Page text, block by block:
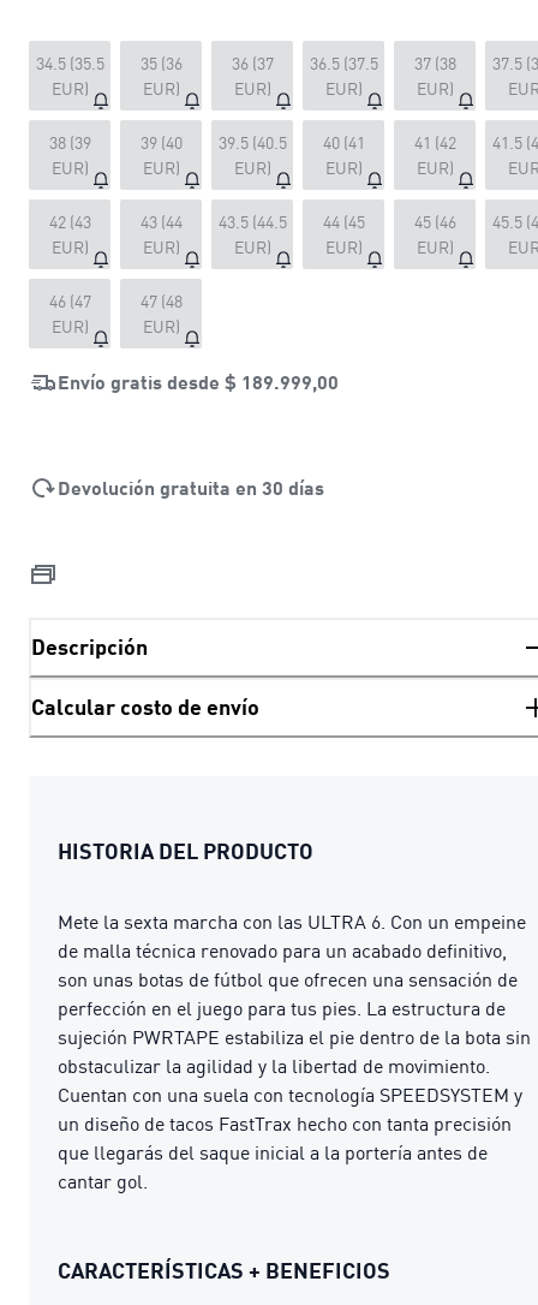
34.5 (35.5
EUR)
35 (36
EUR)
36 (37
EUR)
36.5 (37.5
EUR)
37 (38
EUR)
37.5
38 (39
EUR)
39 (40
EUR)
39.5 (40.5
EUR)
40 (41
EUR)
41 (42
EUR)
41.5
42 (43
EUR)
43 (44
EUR)
43.5 (44.5
EUR)
44 (45
EUR)
45 (46
EUR)
45.5
46 (47
EUR)
47 (48
EUR)
Envío gratis desde $ 189.999,00
Devolución gratuita en 30 días
Descripción
Calcular costo de envío
HISTORIA DEL PRODUCTO
Mete la sexta marcha con las ULTRA 6. Con un empeine
de malla técnica renovado para un acabado definitivo,
son unas botas de fútbol que ofrecen una sensación de
perfección en el juego para tus pies. La estructura de
sujeción PWRTAPE estabiliza el pie dentro de la bota sin
obstaculizar la agilidad y la libertad de movimiento.
Cuentan con una suela con tecnología SPEEDSYSTEM y
un diseño de tacos FastTrax hecho con tanta precisión
que llegarás del saque inicial a la portería antes de
cantar gol.
CARACTERÍSTICAS + BENEFICIOS